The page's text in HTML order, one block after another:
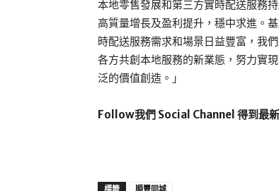
本地零售發展和第三方實時配送服務
高質量增長及盈利提升，穩中求進。
時配送服務需求和場景日益豐富，我
各方共創本地服務的新業態，努力實
泛的價值創造。」
Follow我們 Social Channel 得到最
標籤 順豐同城